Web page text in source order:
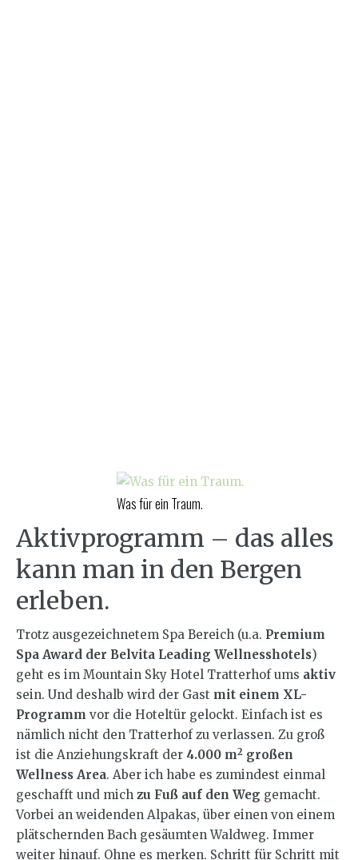
Was für ein Traum.
Aktivprogramm – das alles
kann man in den Bergen
erleben.
Trotz ausgezeichnetem Spa Bereich (u.a. Premium
Spa Award der Belvita Leading Wellnesshotels)
geht es im Mountain Sky Hotel Tratterhof ums aktiv
sein. Und deshalb wird der Gast mit einem XL-
Programm vor die Hoteltür gelockt. Einfach ist es
nämlich nicht den Tratterhof zu verlassen. Zu groß
ist die Anziehungskraft der 4.000 m2 großen
Wellness Area. Aber ich habe es zumindest einmal
geschafft und mich zu Fuß auf den Weg gemacht.
Vorbei an weidenden Alpakas, über einen von einem
plätschernden Bach gesäumten Waldweg. Immer
weiter hinauf. Ohne es merken. Schritt für Schritt mit